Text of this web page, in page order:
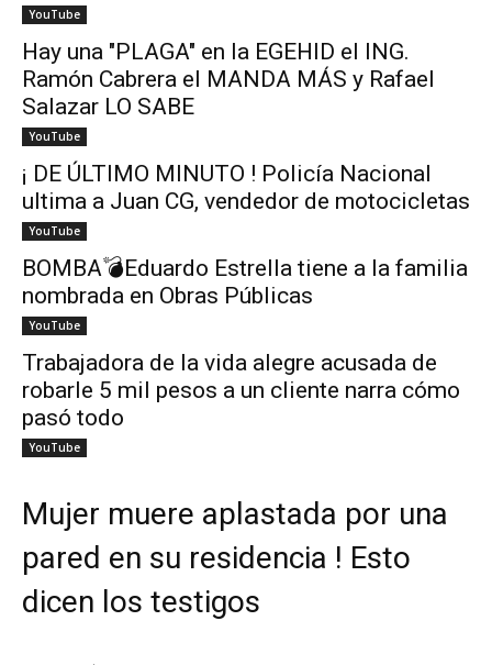
YouTube
Hay una "PLAGA" en la EGEHID el ING.
Ramón Cabrera el MANDA MÁS y Rafael
Salazar LO SABE
YouTube
¡ DE ÚLTIMO MINUTO ! Policía Nacional
ultima a Juan CG, vendedor de motocicletas
YouTube
BOMBA💣Eduardo Estrella tiene a la familia
nombrada en Obras Públicas
YouTube
Trabajadora de la vida alegre acusada de
robarle 5 mil pesos a un cliente narra cómo
pasó todo
YouTube
Mujer muere aplastada por una
pared en su residencia ! Esto
dicen los testigos